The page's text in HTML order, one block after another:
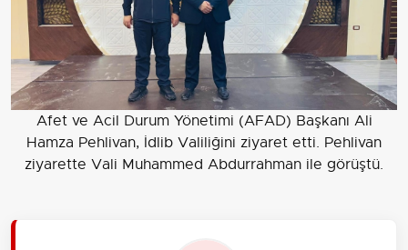
Afet ve Acil Durum Yönetimi (AFAD) Başkanı Ali
Hamza Pehlivan, İdlib Valiliğini ziyaret etti. Pehlivan
ziyarette Vali Muhammed Abdurrahman ile görüştü.